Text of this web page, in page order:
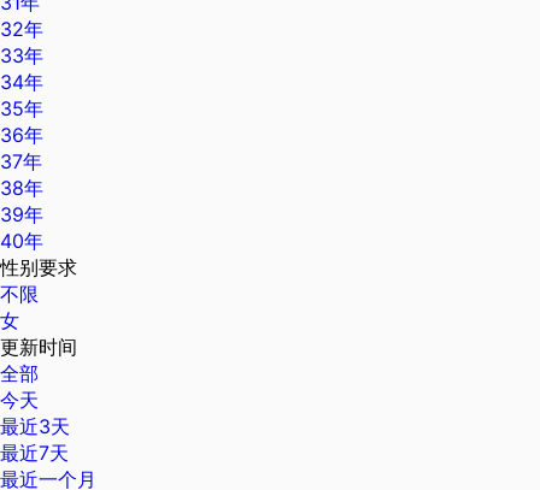
32年
33年
34年
35年
36年
37年
38年
39年
40年
性别要求
不限
女
更新时间
全部
今天
最近3天
最近7天
最近一个月